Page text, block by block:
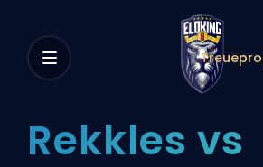
Rekkles vs